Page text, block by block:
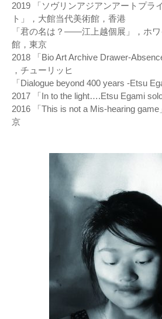
2019 「ソヴリンアジアンアートプラ
ト」，大館当代美術館，香港
「君の名は？――江上越個展」，ホ
館，東京
2018 「Bio Art Archive Drawer-
，チューリッヒ
「Dialogue beyond 400 years -Etsu
2017 「In to the light….Etsu Egami
2016 「This is not a Mis-hearing
京